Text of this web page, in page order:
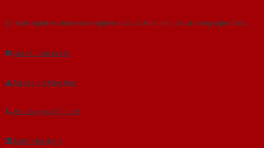
Với kinh nghiệm nhiêu năm nghiên cứu cửa theo tiêu chuẩn công nghệ Châu
Âu.Chúng tôi tự tin là nhà sản xuất & cung cấp hàng đầu tại Việt Nam!
Gửi yêu cầu tư vấn
Tải báo giá tổng hợp
Yêu cầu gọi lại (3 phút)
Dành cho đại lý